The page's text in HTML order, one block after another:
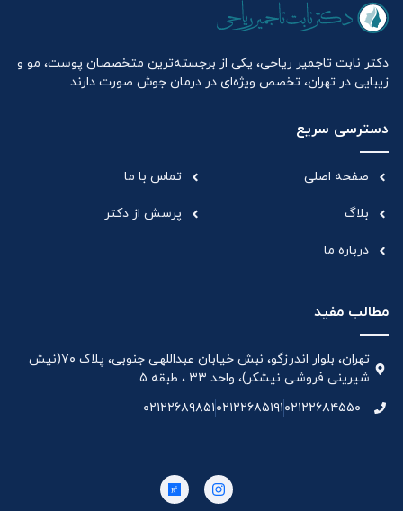
دکتر نابت تاجمیر ریاحی، یکی از برجسته‌ترین متخصصان پوست، مو و
زیبایی در تهران، تخصص ویژه‌ای در درمان جوش صورت دارند
دسترسی سریع
صفحه اصلی
بلاگ
درباره ما
تماس با ما
پرسش از دکتر
مطالب مفید
تهران، بلوار اندرزگو، نبش خیابان عبداللهی جنوبی، پلاک ۷۰(نیش
شیرینی فروشی نیشکر)، واحد ۳۳ ، طبقه ۵
۰۲۱۲۲۶۸۴۵۵۰۰۲۱۲۲۶۸۵۱۹۱۰۲۱۲۲۶۸۹۸۵۱